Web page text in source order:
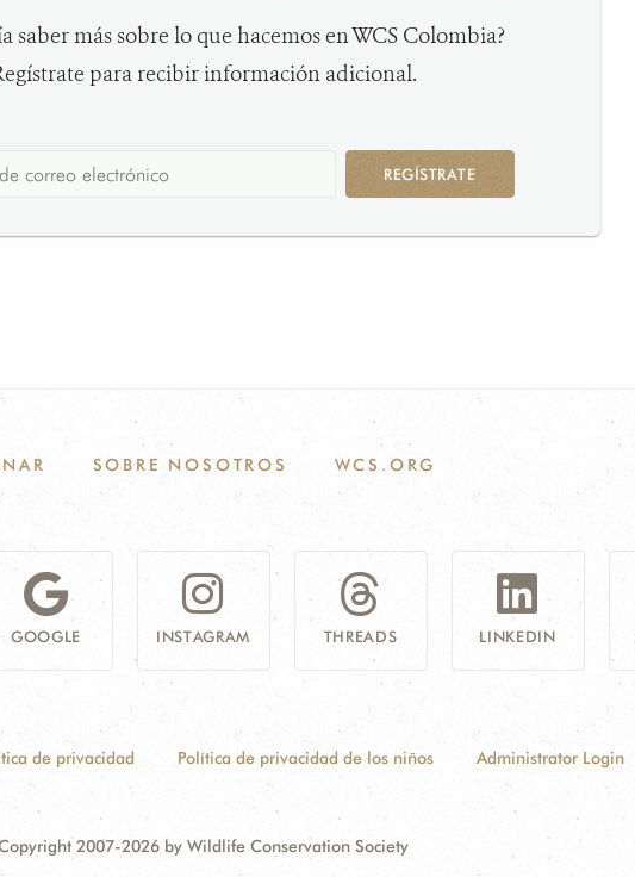
saber más sobre lo que hacemos en WCS Colombia?
para recibir información adicional.
REGÍSTRATE
SOBRE NOSOTROS WCS.ORG
GOOGLE INSTAGRAM THREADS LINKEDIN
de privacidad Política de privacidad de los niños Administrator Login
2007-2026 by Wildlife Conservation Society